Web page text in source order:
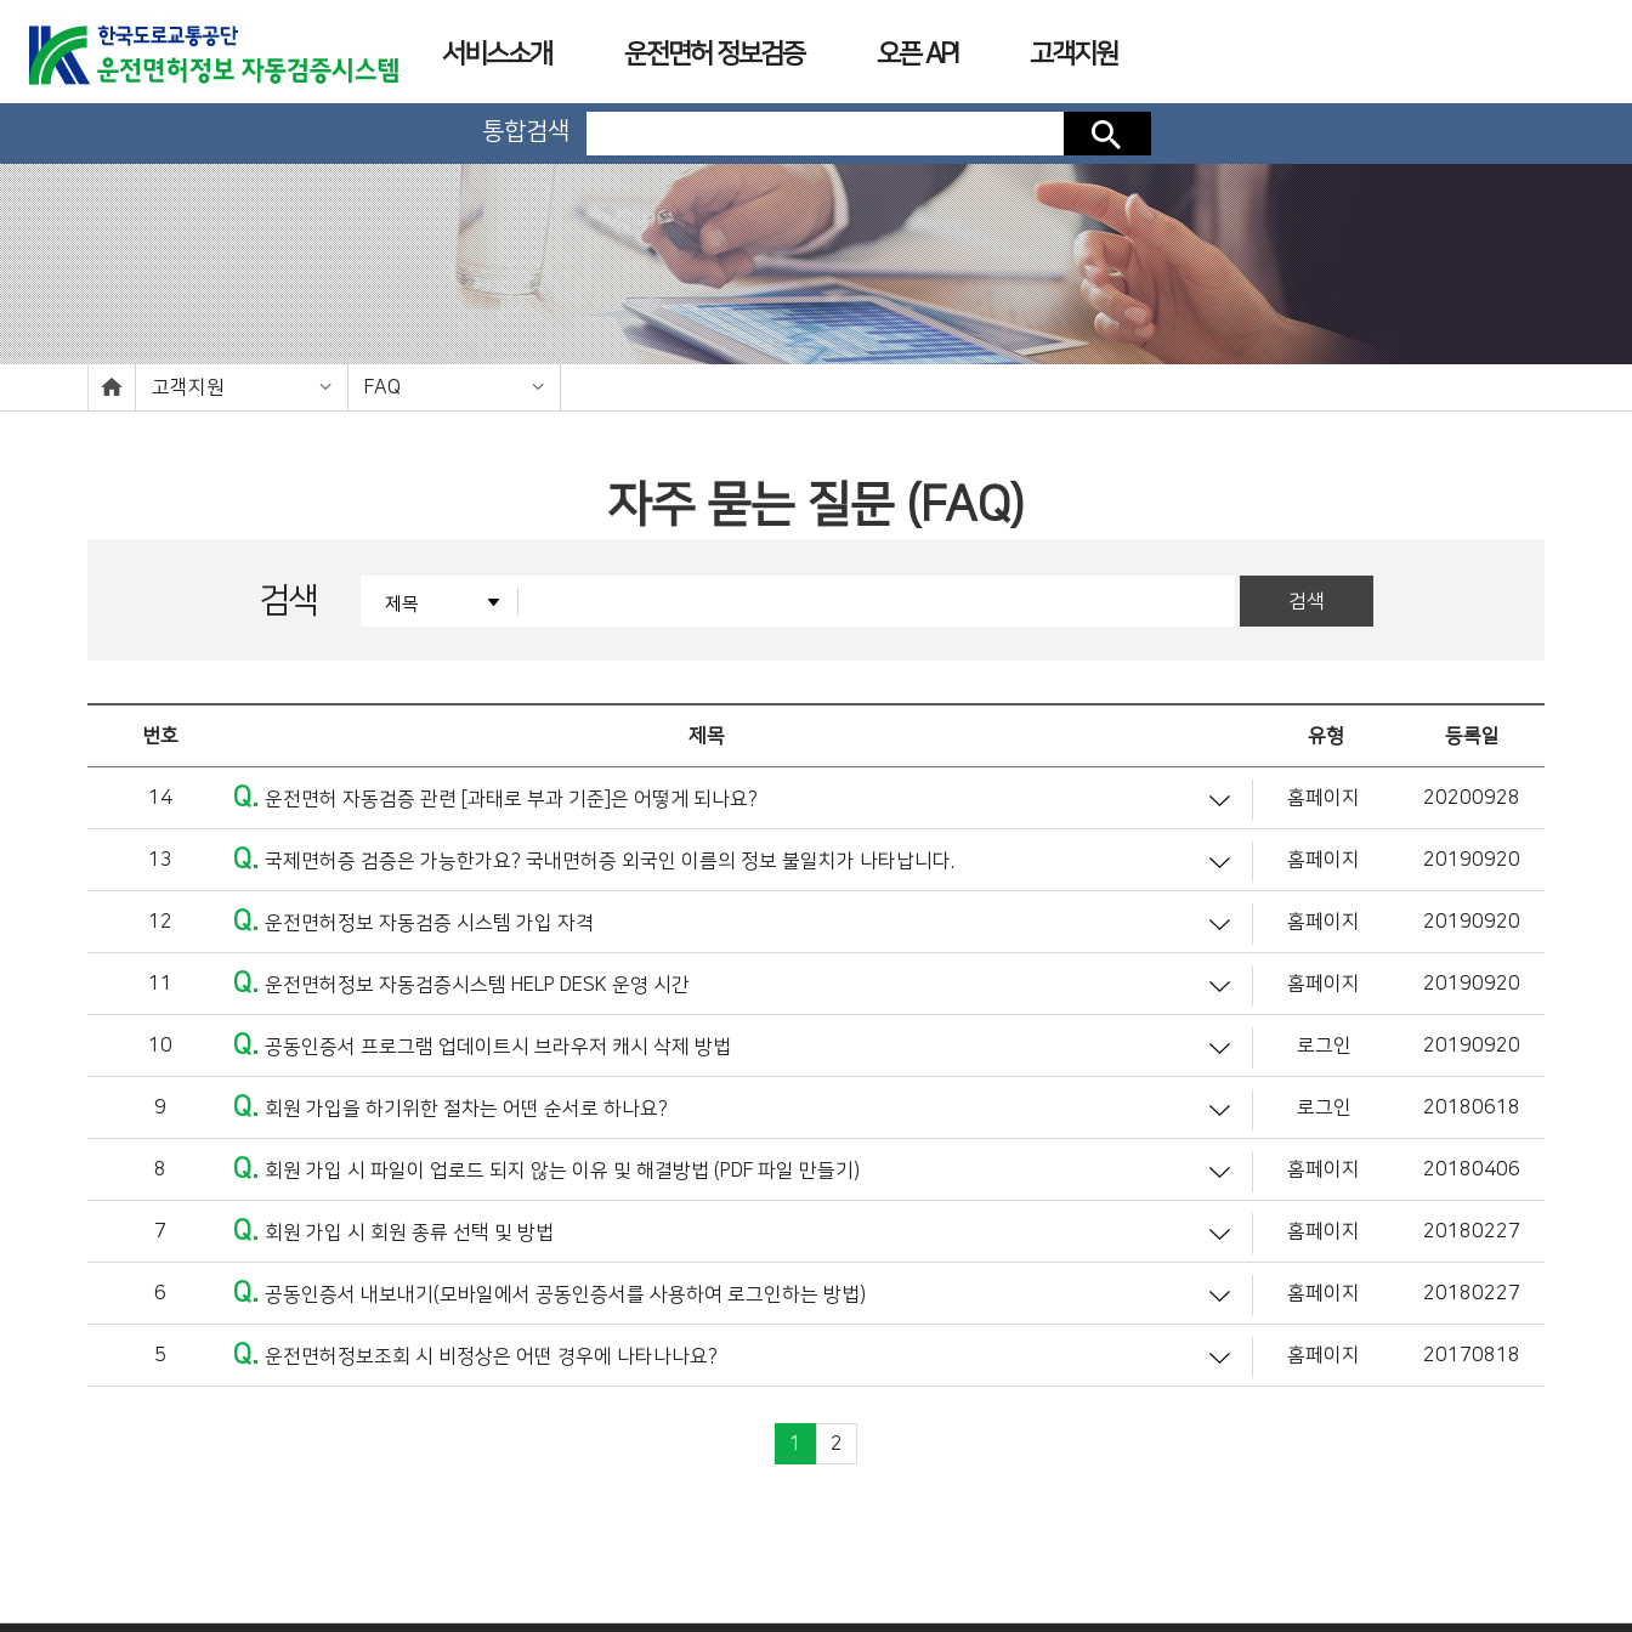
서비스소개 운전면허 정보검증 오픈 API 고객지원
통합검색 검색
고객지원 FAQ
자주 묻는 질문 (FAQ)
검색 검색
번호 제목 유형 등록일
14 Q. 운전면허 자동검증 관련 [과태로 부과 기준]은 어떻게 되나요? 홈페이지 20200928
13 Q. 국제면허증 검증은 가능한가요? 국내면허증 외국인 이름의 정보 불일치가 나타납니다. 홈페이지 20190920
12 Q. 운전면허정보 자동검증 시스템 가입 자격 홈페이지 20190920
11 Q. 운전면허정보 자동검증시스템 HELP DESK 운영 시간 홈페이지 20190920
10 Q. 공동인증서 프로그램 업데이트시 브라우저 캐시 삭제 방법 로그인 20190920
9 Q. 회원 가입을 하기위한 절차는 어떤 순서로 하나요? 로그인 20180618
8 Q. 회원 가입 시 파일이 업로드 되지 않는 이유 및 해결방법 (PDF 파일 만들기) 홈페이지 20180406
7 Q. 회원 가입 시 회원 종류 선택 및 방법 홈페이지 20180227
6 Q. 공동인증서 내보내기(모바일에서 공동인증서를 사용하여 로그인하는 방법) 홈페이지 20180227
5 Q. 운전면허정보조회 시 비정상은 어떤 경우에 나타나나요? 홈페이지 20170818
1 2